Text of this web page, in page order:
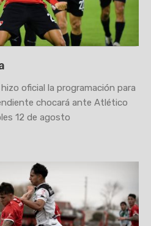
oficial la programación para
chocará ante Atlético
12 de agosto